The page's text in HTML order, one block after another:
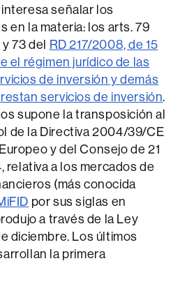
señalar los
en la materia: los arts. 79
73 del RD 217/2008, de 15
el régimen jurídico de las
de inversión y demás
servicios de inversión.
supone la transposición al
de la Directiva 2004/39/CE
y del Consejo de 21
relativa a los mercados de
(más conocida
por sus siglas en
a través de la Ley
diciembre. Los últimos
la primera